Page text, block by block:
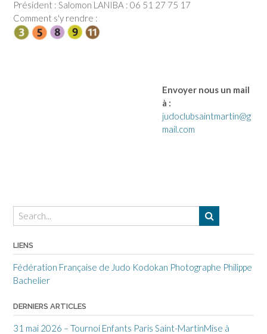
Président : Salomon LANIBA : 06 51 27 75 17
Comment s'y rendre :
Envoyer nous un mail
à :
judoclubsaintmartin@g
mail.com
LIENS
Fédération Française de Judo Kodokan Photographe Philippe
Bachelier
DERNIERS ARTICLES
31 mai 2026 – Tournoi Enfants Paris Saint-MartinMise à